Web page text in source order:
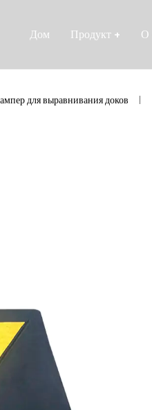
Дом Продукт + О
для выравнивания доков